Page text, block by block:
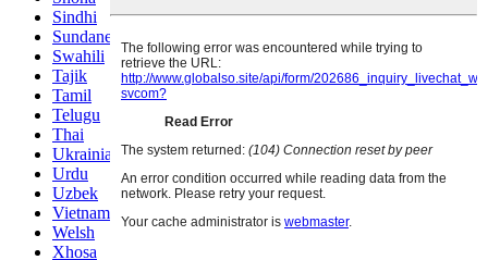
Sindhi
Sundanese
Swahili
Tajik
Tamil
Telugu
Thai
Ukrainian
Urdu
Uzbek
Vietnamese
Welsh
Xhosa